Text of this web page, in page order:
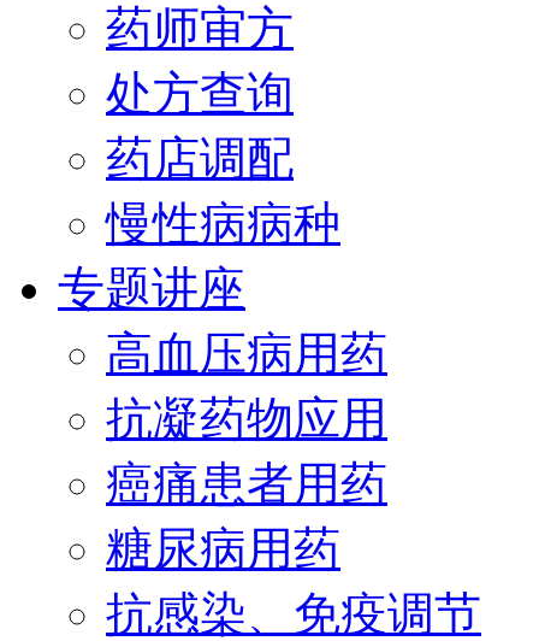
药师审方
处方查询
药店调配
慢性病病种
专题讲座
高血压病用药
抗凝药物应用
癌痛患者用药
糖尿病用药
抗感染、免疫调节